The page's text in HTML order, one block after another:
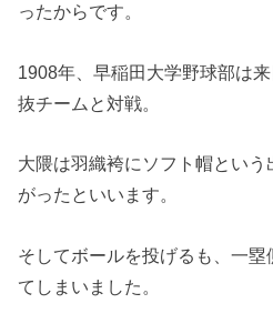
ったからです。
1908年、早稲田大学野球部は
抜チームと対戦。
大隈は羽織袴にソフト帽とい
がったといいます。
そしてボールを投げるも、一塁
てしまいました。